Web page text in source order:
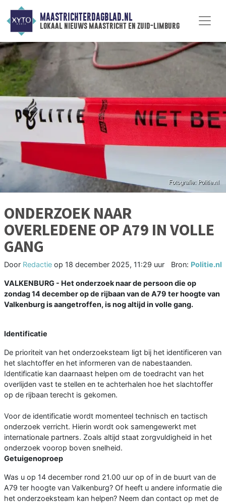
MAASTRICHTERDAGBLAD.NL
lokaal nieuws maastricht en zuid-limburg
ONDERZOEK NAAR
OVERLEDENE OP A79 IN VOLLE
GANG
Door Redactie op 18 december 2025, 11:29 uur Bron: Politie.nl
VALKENBURG - Het onderzoek naar de persoon die op
zondag 14 december op de rijbaan van de A79 ter hoogte van
Valkenburg is aangetroffen, is nog altijd in volle gang.
Identificatie
De prioriteit van het onderzoeksteam ligt bij het identificeren van
het slachtoffer en het informeren van de nabestaanden.
Identificatie kan daarnaast helpen om de toedracht van het
overlijden vast te stellen en te achterhalen hoe het slachtoffer
op de rijbaan terecht is gekomen.
Voor de identificatie wordt momenteel technisch en tactisch
onderzoek verricht. Hierin wordt ook samengewerkt met
internationale partners. Zoals altijd staat zorgvuldigheid in het
onderzoek voorop boven snelheid.
Getuigenoproep
Was u op 14 december rond 21.00 uur op of in de buurt van de
A79 ter hoogte van Valkenburg? Of heeft u andere informatie die
het onderzoeksteam kan helpen? Neem dan contact op met de